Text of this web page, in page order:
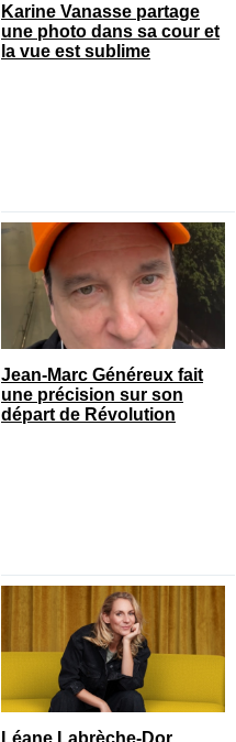
Karine Vanasse partage
une photo dans sa cour et
la vue est sublime
Jean-Marc Généreux fait
une précision sur son
départ de Révolution
Léane Labrèche-Dor